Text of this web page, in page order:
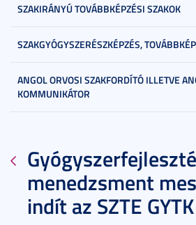
SZAKIRÁNYÚ TOVÁBBKÉPZÉSI SZAKOK
SZAKGYÓGYSZERÉSZKÉPZÉS,
ANGOL ORVOSI SZAKFORDÍTÓ ILLETVE
KOMMUNIKÁTOR
menedzsment
indít az SZTE GYTK